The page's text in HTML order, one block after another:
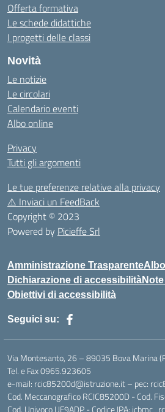
Offerta formativa
Le schede didattiche
I progetti delle classi
Novità
Le notizie
Le circolari
Calendario eventi
Albo online
Privacy
Tutti gli argomenti
Le tue preferenze relative alla privacy
⚠️ Inviaci un FeedBack
Copyright © 2023
Powered by Picieffe Srl
Amministrazione Trasparente
Dichiarazione di accessibilità
Obiettivi di accessibilità
Seguici su:
Via Montesanto, 26 – 89035 Bova Marina
Tel. e Fax 0965.923605
e-mail: rcic85200d@istruzione.it – pec:
Cod. Meccanografico RCIC85200D - Cod.
Cod. Univoco UF9ADP - Codice IPA: